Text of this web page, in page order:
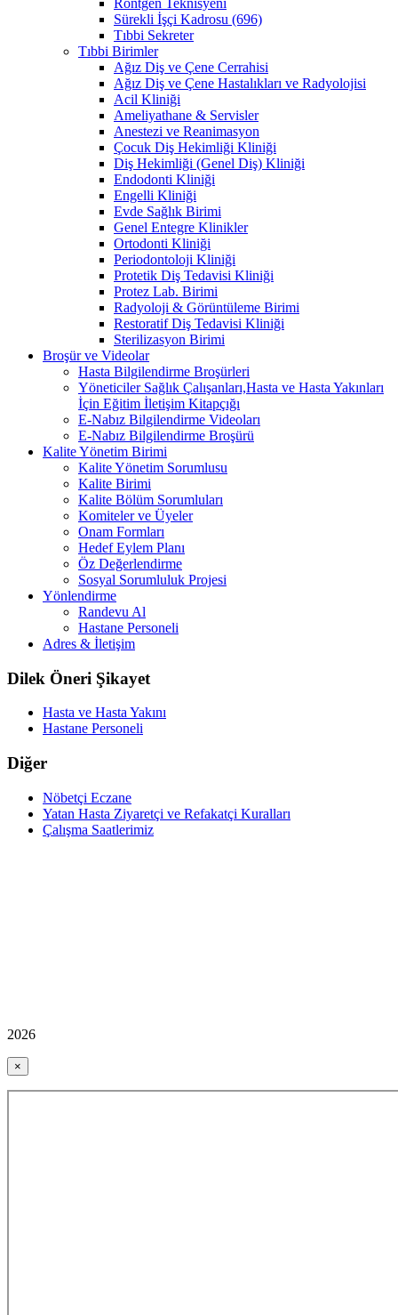
Sürekli İşçi Kadrosu (696)
Tıbbi Sekreter
Tıbbi Birimler
Ağız Diş ve Çene Cerrahisi
Ağız Diş ve Çene Hastalıkları ve Radyolojisi
Acil Kliniği
Ameliyathane & Servisler
Anestezi ve Reanimasyon
Çocuk Diş Hekimliği Kliniği
Diş Hekimliği (Genel Diş) Kliniği
Endodonti Kliniği
Engelli Kliniği
Evde Sağlık Birimi
Genel Entegre Klinikler
Ortodonti Kliniği
Periodontoloji Kliniği
Protetik Diş Tedavisi Kliniği
Protez Lab. Birimi
Radyoloji & Görüntüleme Birimi
Restoratif Diş Tedavisi Kliniği
Sterilizasyon Birimi
Broşür ve Videolar
Hasta Bilgilendirme Broşürleri
Yöneticiler Sağlık Çalışanları,Hasta ve Hasta Yakınları
İçin Eğitim İletişim Kitapçığı
E-Nabız Bilgilendirme Videoları
E-Nabız Bilgilendirme Broşürü
Kalite Yönetim Birimi
Kalite Yönetim Sorumlusu
Kalite Birimi
Kalite Bölüm Sorumluları
Komiteler ve Üyeler
Onam Formları
Hedef Eylem Planı
Öz Değerlendirme
Sosyal Sorumluluk Projesi
Yönlendirme
Randevu Al
Hastane Personeli
Adres & İletişim
Dilek Öneri Şikayet
Hasta ve Hasta Yakını
Hastane Personeli
Diğer
Nöbetçi Eczane
Yatan Hasta Ziyaretçi ve Refakatçi Kuralları
Çalışma Saatlerimiz
2026
×